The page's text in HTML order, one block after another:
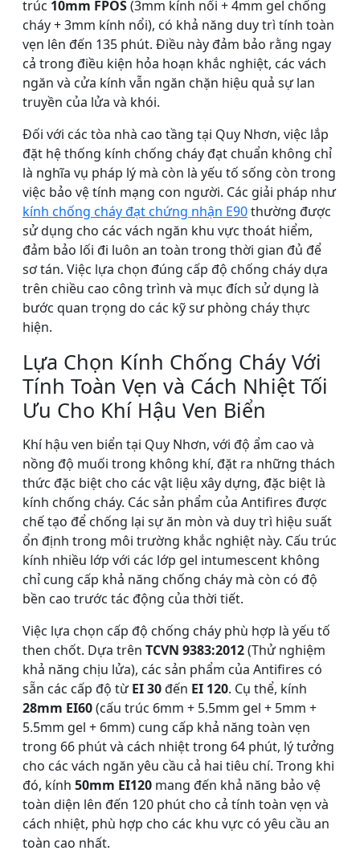
trúc 10mm FPOS(3mm kính nổi + 4mm gel chống
cháy + 3mm kính nổi), có khả năng duy trì tính toàn
vẹn lên đến 135 phút. Điều này đảm bảo rằng ngay
cả trong điều kiện hỏa hoạn khắc nghiệt, các vách
ngăn và cửa kính vẫn ngăn chặn hiệu quả sự lan
truyền của lửa và khói.
Đối với các tòa nhà cao tầng tại Quy Nhơn, việc lắp
đặt hệ thống kính chống cháy đạt chuẩn không chỉ
là nghĩa vụ pháp lý mà còn là yếu tố sống còn trong
việc bảo vệ tính mạng con người. Các giải pháp như
kính chống cháy đạt chứng nhận E90thường được
sử dụng cho các vách ngăn khu vực thoát hiểm,
đảm bảo lối đi luôn an toàn trong thời gian đủ để
sơ tán. Việc lựa chọn đúng cấp độ chống cháy dựa
trên chiều cao công trình và mục đích sử dụng là
bước quan trọng do các kỹ sư phòng cháy thực
hiện.
Lựa Chọn Kính Chống Cháy Với
Tính Toàn Vẹn và Cách Nhiệt Tối
Ưu Cho Khí Hậu Ven Biển
Khí hậu ven biển tại Quy Nhơn, với độ ẩm cao và
nồng độ muối trong không khí, đặt ra những thách
thức đặc biệt cho các vật liệu xây dựng, đặc biệt là
kính chống cháy. Các sản phẩm của Antifires được
chế tạo để chống lại sự ăn mòn và duy trì hiệu suất
ổn định trong môi trường khắc nghiệt này. Cấu trúc
kính nhiều lớp với các lớp gel intumescent không
chỉ cung cấp khả năng chống cháy mà còn có độ
bền cao trước tác động của thời tiết.
Việc lựa chọn cấp độ chống cháy phù hợp là yếu tố
then chốt. Dựa trên TCVN 9383:2012(Thử nghiệm
khả năng chịu lửa), các sản phẩm của Antifires có
sẵn các cấp độ từEI 30đến EI 120. Cụ thể, kính
28mm EI60(cấu trúc 6mm + 5.5mm gel + 5mm +
5.5mm gel + 6mm) cung cấp khả năng toàn vẹn
trong 66 phút và cách nhiệt trong 64 phút, lý tưởng
cho các vách ngăn yêu cầu cả hai tiêu chí. Trong khi
đó, kính 50mm EI120 mang đến khả năng bảo vệ
toàn diện lên đến 120 phút cho cả tính toàn vẹn và
cách nhiệt, phù hợp cho các khu vực có yêu cầu an
toàn cao nhất.